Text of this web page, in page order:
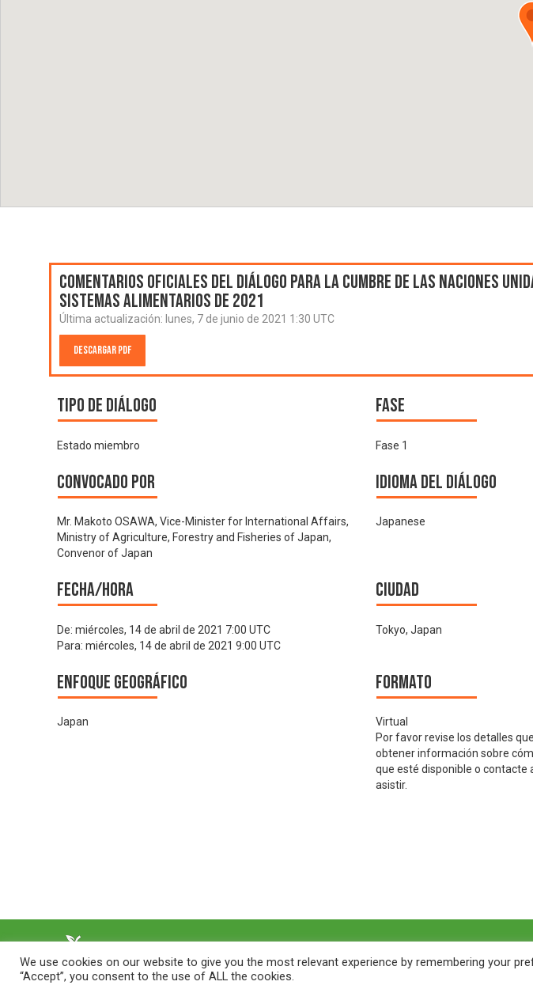
Comentarios oficiales del Diálogo para la Cumbre de las Naciones
Sistemas Alimentarios de 2021
Última actualización: lunes, 7 de junio de 2021 1:30 UTC
Descargar PDF
Tipo de diálogo
Estado miembro
Fase
Fase 1
Convocado por
Mr. Makoto OSAWA, Vice-Minister for International Affairs,
Ministry of Agriculture, Forestry and Fisheries of Japan,
Convenor of Japan
Idioma del Diálogo
Japanese
Fecha/hora
De: miércoles, 14 de abril de 2021 7:00 UTC
Para: miércoles, 14 de abril de 2021 9:00 UTC
Ciudad
Tokyo, Japan
Enfoque geográfico
Japan
Formato
Virtual
Por favor revise los detalles
obtener información sobre
que esté disponible o contacte
asistir.
We use cookies on our website to give you the most relevant experience by remembering your
“Accept”, you consent to the use of ALL the cookies.